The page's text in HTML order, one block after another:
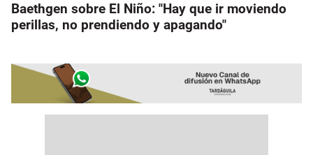
Baethgen sobre El Niño: "Hay que ir moviendo
perillas, no prendiendo y apagando"